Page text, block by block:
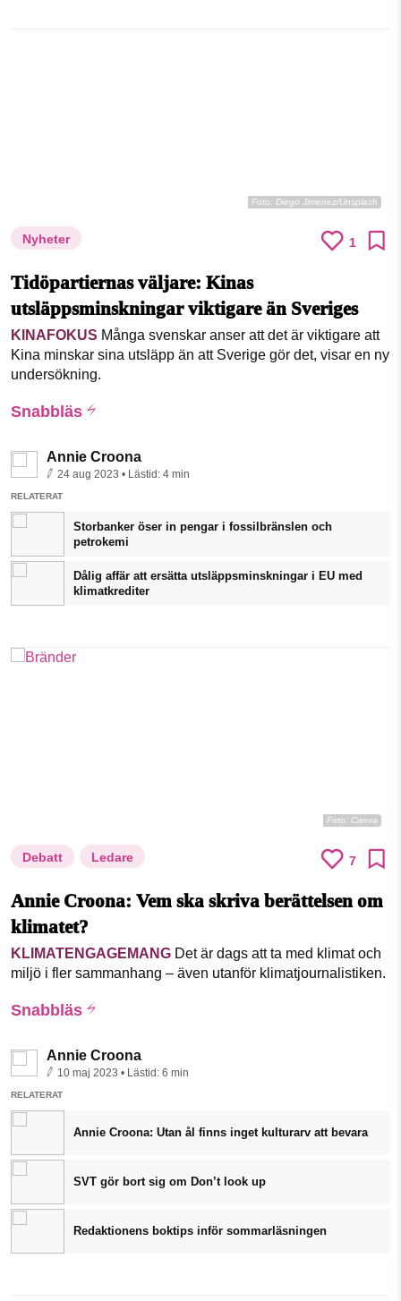
Foto: Diego Jimenez/Unsplash
Nyheter 1
Tidöpartiernas väljare: Kinas
utsläppsminskningar viktigare än Sveriges
KINAFOKUS Många svenskar anser att det är viktigare att
Kina minskar sina utsläpp än att Sverige gör det, visar en ny
undersökning.
Snabbläs
Annie Croona
24 aug 2023 • Lästid: 4 min
RELATERAT
Storbanker öser in pengar i fossilbränslen och
petrokemi
Dålig affär att ersätta utsläppsminskningar i EU med
klimatkrediter
Foto: Canva
Debatt Ledare 7
Annie Croona: Vem ska skriva berättelsen om
klimatet?
KLIMATENGAGEMANG Det är dags att ta med klimat och
miljö i fler sammanhang – även utanför klimatjournalistiken.
Snabbläs
Annie Croona
10 maj 2023 • Lästid: 6 min
RELATERAT
Annie Croona: Utan ål finns inget kulturarv att bevara
SVT gör bort sig om Don’t look up
Redaktionens boktips inför sommarläsningen